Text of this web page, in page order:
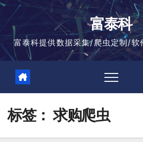
跳
富泰科
富泰科提供数据采集/爬虫定制/软
标签：求购爬虫